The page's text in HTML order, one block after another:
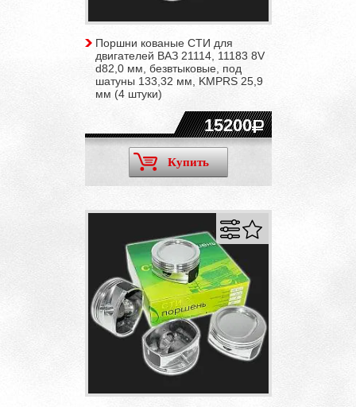
Поршни кованые СТИ для
двигателей ВАЗ 21114, 11183 8V
d82,0 мм, безвтыковые, под
шатуны 133,32 мм, KMPRS 25,9
мм (4 штуки)
15200
Купить